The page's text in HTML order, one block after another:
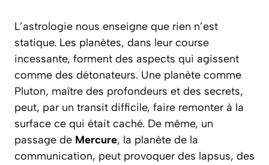
L’astrologie nous enseigne que rien n’est
statique. Les planètes, dans leur course
incessante, forment des aspects qui agissent
comme des détonateurs. Une planète comme
Pluton, maître des profondeurs et des secrets,
peut, par un transit difficile, faire remonter à la
surface ce qui était caché. De même, un
passage de Mercure, la planète de la
communication, peut provoquer des lapsus, des